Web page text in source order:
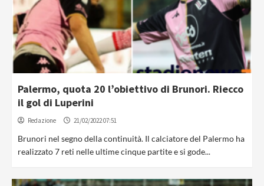
Palermo, quota 20 l’obiettivo di Brunori. Riecco
il gol di Luperini
Redazione 21/02/2022 07:51
Brunori nel segno della continuità. Il calciatore del Palermo ha
realizzato 7 reti nelle ultime cinque partite e si gode...